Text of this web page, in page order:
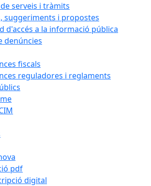
serveis i tràmits
suggeriments i propostes
d'accés a la informació pública
denúncies
fiscals
reguladores i reglaments
pdf
digital